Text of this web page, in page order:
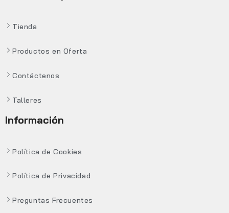
Tienda
Productos en Oferta
Contáctenos
Talleres
Información
Política de Cookies
Política de Privacidad
Preguntas Frecuentes